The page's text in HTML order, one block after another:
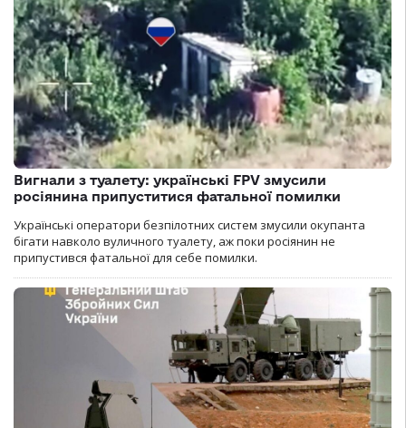
Вигнали з туалету: українські FPV змусили
росіянина припуститися фатальної помилки
Українські оператори безпілотних систем змусили окупанта
бігати навколо вуличного туалету, аж поки росіянин не
припустився фатальної для себе помилки.